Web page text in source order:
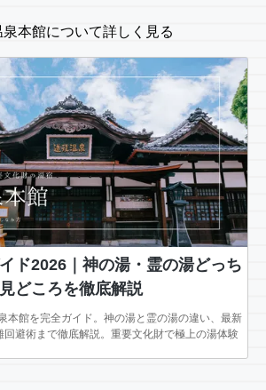
泉本館について詳しく見る
ド2026｜神の湯・霊の湯どっち
どころを徹底解説
本館を完全ガイド。神の湯と霊の湯の違い、最新
避術まで徹底解説。重要文化財で極上の湯体験